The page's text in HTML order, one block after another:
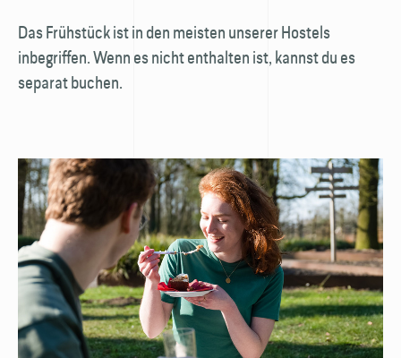
Das Frühstück ist in den meisten unserer Hostels
inbegriffen. Wenn es nicht enthalten ist, kannst du es
separat buchen.